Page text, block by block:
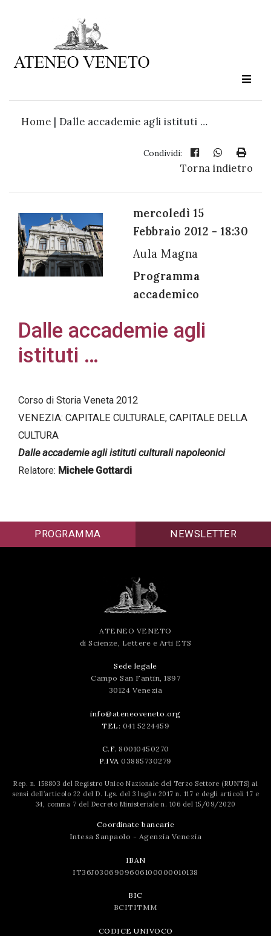
Home | Dalle accademie agli istituti …
Condividi:
Torna indietro
mercoledì 15
Febbraio 2012 - 18:30
Aula Magna
Programma
accademico
Dalle accademie agli
istituti …
Corso di Storia Veneta 2012
VENEZIA: CAPITALE CULTURALE, CAPITALE DELLA
CULTURA
Dalle accademie agli istituti culturali napoleonici
Relatore: Michele Gottardi
Ateneo
è
cultura
newsletter:
Acconsento
all'uso dei
accordo
con il
decreto
legislativo
196/03
Registrazione
PROGRAMMA NEWSLETTER
ATENEO VENETO
di Scienze, Lettere e Arti ETS
Sede legale
Campo San Fantin, 1897
30124 Venezia
info@ateneoveneto.org
TEL: 041 5224459
C.F. 80010450270
P.IVA 03885730279
Rep. n. 158803 del Registro Unico Nazionale del Terzo Settore (RUNTS) ai
sensi dell’articolo 22 del D. Lgs. del 3 luglio 2017 n. 117 e degli articoli 17 e
34, comma 7 del Decreto Ministeriale n. 106 del 15/09/2020
Coordinate bancarie
Intesa Sanpaolo - Agenzia Venezia
IBAN
IT36J0306909606100000010138
BIC
BCITITMM
CODICE UNIVOCO